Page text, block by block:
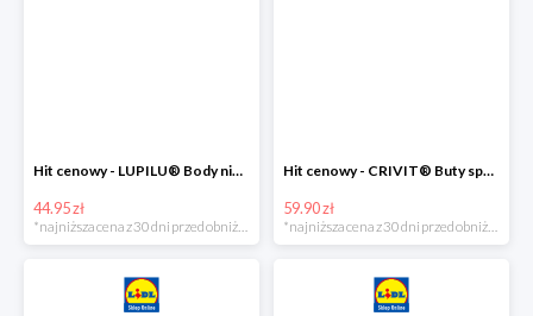
Hit cenowy - LUPILU® Body niemowlęce z biobawełny, z krótkim rękawem, 5 sztuk
44.95 zł
*najniższa cena z 30 dni przed obniżką
Hit cenowy - CRIVIT® Buty sportowe chłopięce WellWalk, 1 para
59.90 zł
*najniższa cena z 30 dni przed obniżką